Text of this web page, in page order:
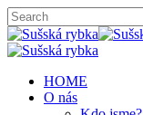
HOME
O nás